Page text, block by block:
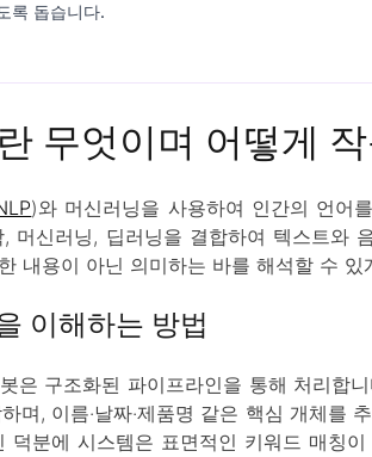
록 돕습니다.
무엇이며 어떻게
)와 머신러닝을 사용하여 인간의 언어
머신러닝, 딥러닝을 결합하여 텍스트와
내용이 아닌 의미하는 바를 해석할 수 있
이해하는 방법
은 구조화된 파이프라인을 통해 처리합
며, 이름·날짜·제품명 같은 핵심 개체를
덕분에 시스템은 표면적인 키워드 매칭